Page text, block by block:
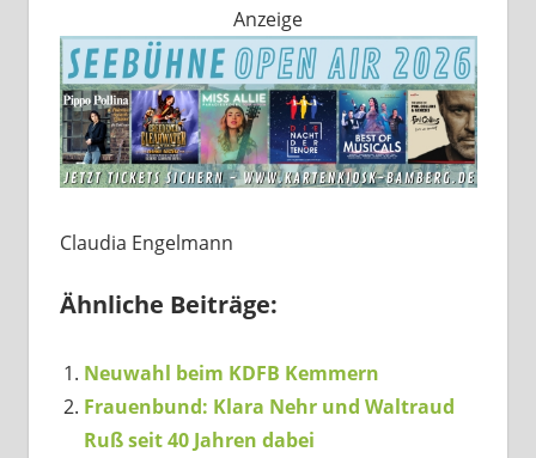
Anzeige
Claudia Engelmann
Ähnliche Beiträge:
Neuwahl beim KDFB Kemmern
Frauenbund: Klara Nehr und Waltraud
Ruß seit 40 Jahren dabei